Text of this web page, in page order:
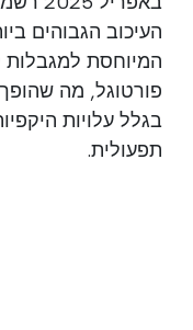
העיכוב הגבוהים
המיוחסת למגבלות
פורטוגל, מה
בגלל עלויות
תפעולית.